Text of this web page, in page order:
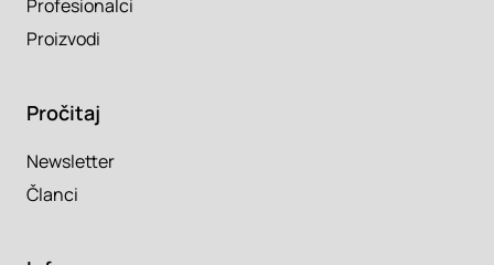
Profesionalci
Proizvodi
Pročitaj
Newsletter
Članci